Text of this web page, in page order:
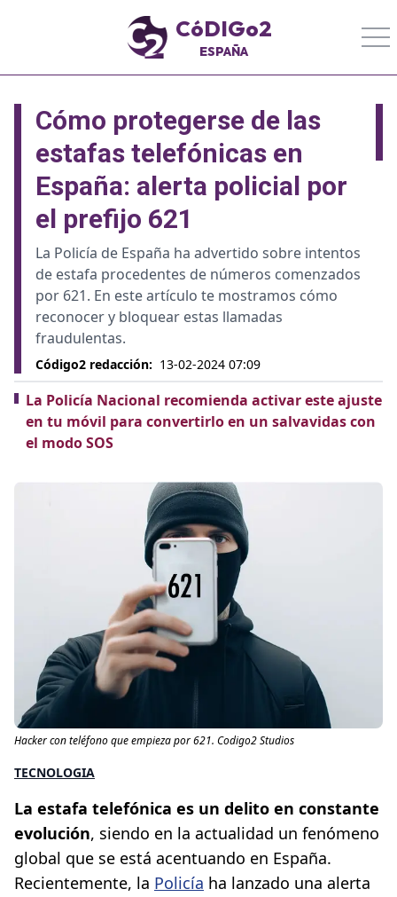
CóDIGo2
ESPAÑA
Cómo protegerse de las
estafas telefónicas en
España: alerta policial por
el prefijo 621
La Policía de España ha advertido sobre intentos
de estafa procedentes de números comenzados
por 621. En este artículo te mostramos cómo
reconocer y bloquear estas llamadas
fraudulentas.
Código2 redacción: 13-02-2024 07:09
La Policía Nacional recomienda activar este ajuste
en tu móvil para convertirlo en un salvavidas con
el modo SOS
Hacker con teléfono que empieza por 621. Codigo2 Studios
TECNOLOGIA
La estafa telefónica es un delito en constante
evolución, siendo en la actualidad un fenómeno
global que se está acentuando en España.
Recientemente, la Policía ha lanzado una alerta